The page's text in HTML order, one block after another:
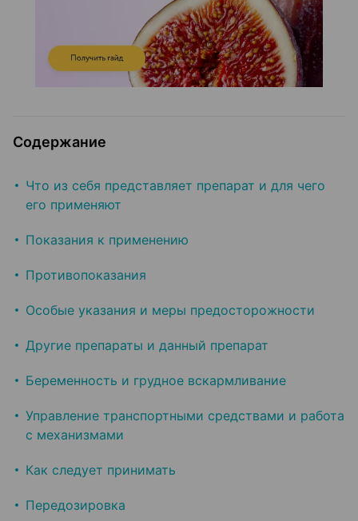
Содержание
Что из себя представляет препарат и для чего
его применяют
Показания к применению
Противопоказания
Особые указания и меры предосторожности
Другие препараты и данный препарат
Беременность и грудное вскармливание
Управление транспортными средствами и работа
с механизмами
Как следует принимать
Передозировка